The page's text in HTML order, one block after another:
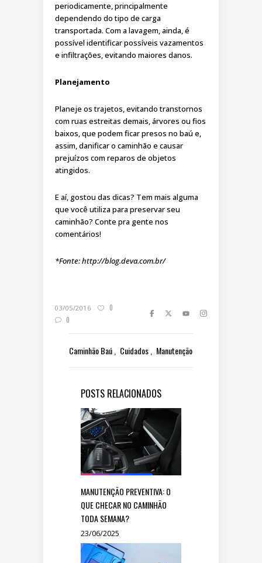
periodicamente, principalmente
dependendo do tipo de carga
transportada. Com a lavagem, ainda, é
possível identificar possíveis vazamentos
e infiltrações, evitando maiores danos.
Planejamento
Planeje os trajetos, evitando transtornos
com ruas estreitas demais, árvores ou fios
baixos, que podem ficar presos no baú e,
assim, danificar o caminhão e causar
prejuízos com reparos de objetos
atingidos.
E aí, gostou das dicas? Tem mais alguma
que você utiliza para preservar seu
caminhão? Conte pra gente nos
comentários!
*Fonte: http://blog.deva.com.br/
03/05/2016
0
0
Caminhão Baú Cuidados Manutenção
POSTS RELACIONADOS
MANUTENÇÃO PREVENTIVA: O
QUE CHECAR NO CAMINHÃO
TODA SEMANA?
23/06/2025